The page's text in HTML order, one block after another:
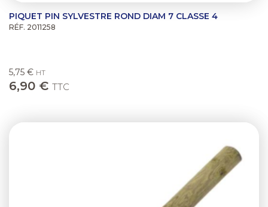
PIQUET PIN SYLVESTRE ROND DIAM 7 CLASSE 4
RÉF. 2011258
5,75 € HT
6,90 € TTC